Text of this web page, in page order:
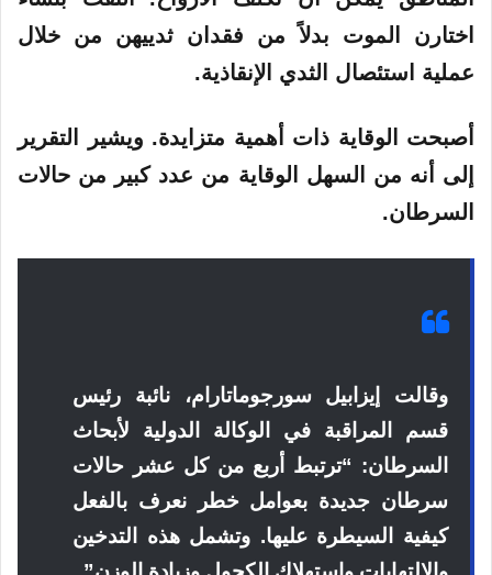
اختارن الموت بدلاً من فقدان ثدييهن من خلال
عملية استئصال الثدي الإنقاذية.
أصبحت الوقاية ذات أهمية متزايدة. ويشير التقرير
إلى أنه من السهل الوقاية من عدد كبير من حالات
السرطان.
وقالت إيزابيل سورجوماتارام، نائبة رئيس
قسم المراقبة في الوكالة الدولية لأبحاث
السرطان: “ترتبط أربع من كل عشر حالات
سرطان جديدة بعوامل خطر نعرف بالفعل
كيفية السيطرة عليها. وتشمل هذه التدخين